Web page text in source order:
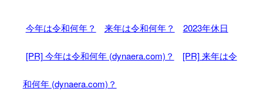
今年は令和何年？ 来年は令和何年？ 2023年休日
[PR] 今年は令和何年 (dynaera.com)？ [PR] 来年は令
和何年 (dynaera.com)？